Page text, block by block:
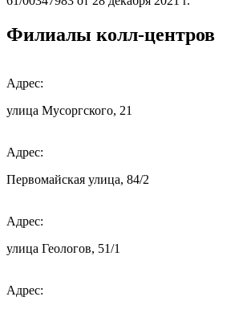
Филиалы колл-центров
Адрес:
улица Мусоргского, 21
Адрес:
Первомайская улица, 84/2
Адрес:
улица Геологов, 51/1
Адрес: